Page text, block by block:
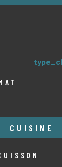
CUISINE